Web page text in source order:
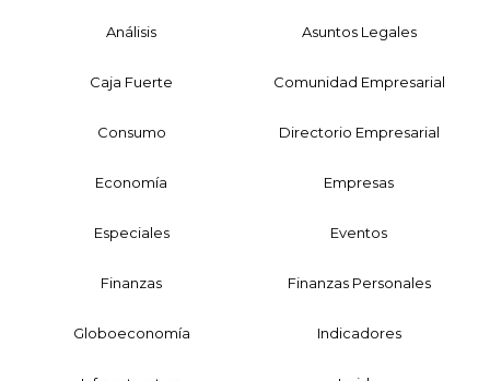
Análisis Asuntos Legales
Caja Fuerte Comunidad Empresarial
Consumo Directorio Empresarial
Economía Empresas
Especiales Eventos
Finanzas Finanzas Personales
Globoeconomía Indicadores